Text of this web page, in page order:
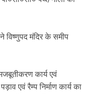
विष्णुपद मंदिर के समीप
कार्य एवं
एवं रैम्प निर्माण कार्य का